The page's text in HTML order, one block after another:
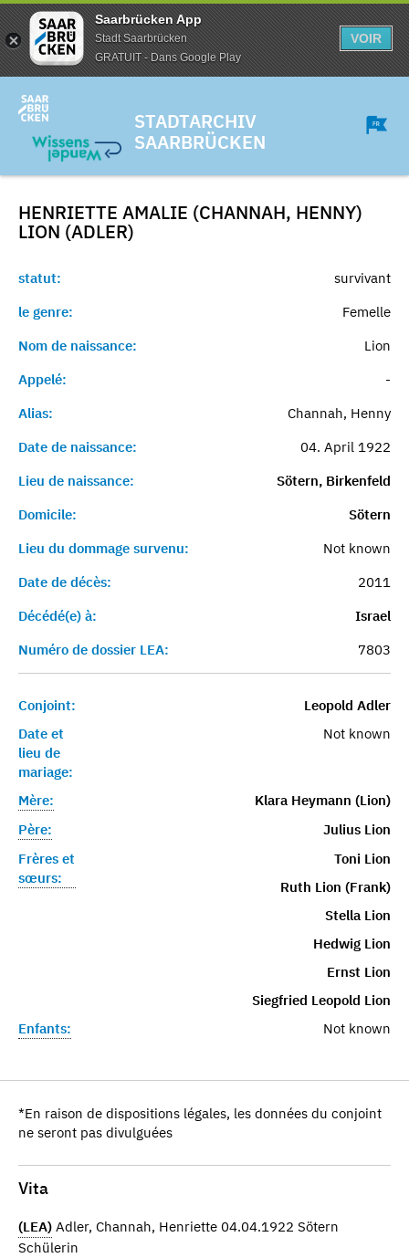
Saarbrücken App
Stadt Saarbrücken
GRATUIT - Dans Google Play
VOIR
STADTARCHIV
SAARBRÜCKEN
HENRIETTE AMALIE (CHANNAH, HENNY)
LION (ADLER)
statut:
survivant
le genre:
Femelle
Nom de naissance:
Lion
Appelé:
-
Alias:
Channah, Henny
Date de naissance:
04. April 1922
Lieu de naissance:
Sötern, Birkenfeld
Domicile:
Sötern
Lieu du dommage survenu:
Not known
Date de décès:
2011
Décédé(e) à:
Israel
Numéro de dossier LEA:
7803
Conjoint:
Leopold Adler
Date et
lieu de
mariage:
Not known
Mère:
Klara Heymann (Lion)
Père:
Julius Lion
Frères et
sœurs:
Toni Lion
Ruth Lion (Frank)
Stella Lion
Hedwig Lion
Ernst Lion
Siegfried Leopold Lion
Enfants:
Not known
*En raison de dispositions légales, les données du conjoint
ne seront pas divulguées
Vita
(LEA) Adler, Channah, Henriette 04.04.1922 Sötern
Schülerin